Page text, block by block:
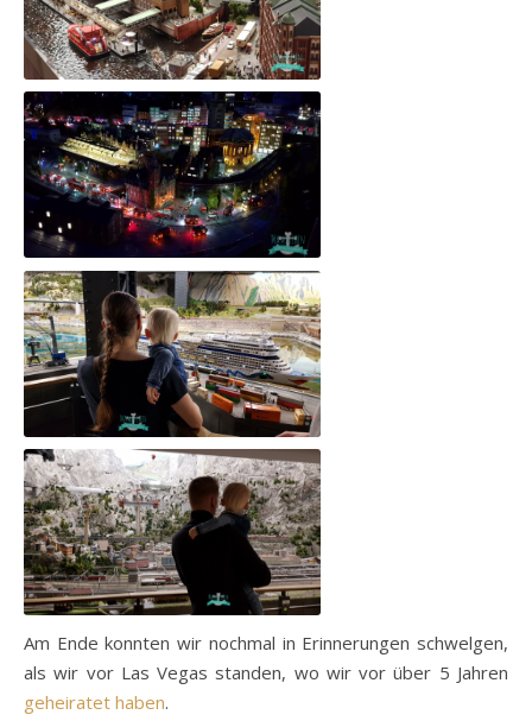
Am Ende konnten wir nochmal in Erinnerungen schwelgen,
als wir vor Las Vegas standen, wo wir vor über 5 Jahren
geheiratet haben.